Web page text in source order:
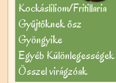
Kockásliliom/Fritillaria
Gyűjtőknek ősz
Gyöngyike
Egyéb Különlegességek
Õsszel virágzóak